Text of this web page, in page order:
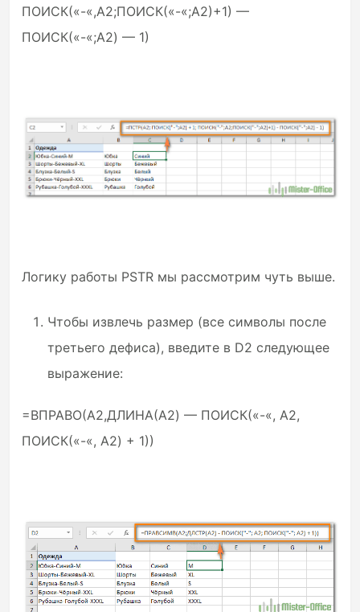
ПОИСК(«-«,A2;ПОИСК(«-«;A2)+1) —
ПОИСК(«-«;A2) — 1)
Логику работы PSTR мы рассмотрим чуть выше.
Чтобы извлечь размер (все символы после
третьего дефиса), введите в D2 следующее
выражение:
=ВПРАВО(A2,ДЛИНА(A2) — ПОИСК(«-«, A2,
ПОИСК(«-«, A2) + 1))